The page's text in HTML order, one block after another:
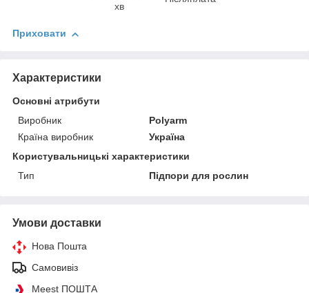
хв
Приховати
Характеристики
Основні атрибути
Виробник
Polyarm
Країна виробник
Україна
Користувальницькі характеристики
Тип
Підпори для рослин
Умови доставки
Нова Пошта
Самовивіз
Meest ПОШТА